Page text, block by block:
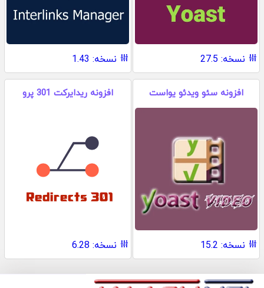
نسخه: 27.5 نسخه: 1.43
افزونه سئو ویدئو یواست
نسخه: 15.2
افزونه ریدایرکت 301 پرو
نسخه: 6.28